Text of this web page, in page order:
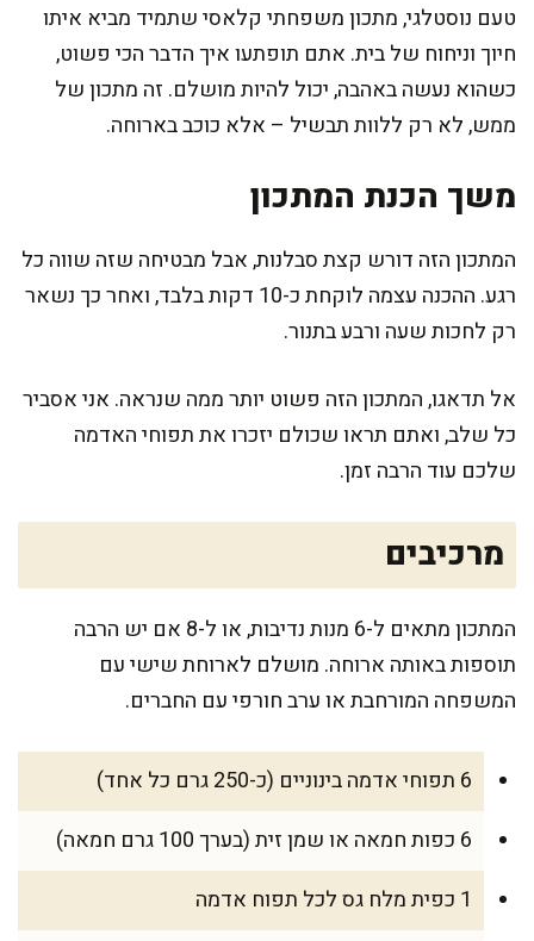
טעם נוסטלגי, מתכון משפחתי קלאסי שתמיד מביא איתו
חיוך וניחוח של בית. אתם תופתעו איך הדבר הכי פשוט,
כשהוא נעשה באהבה, יכול להיות מושלם. זה מתכון של
ממש, לא רק ללוות תבשיל – אלא כוכב בארוחה.
משך הכנת המתכון
המתכון הזה דורש קצת סבלנות, אבל מבטיחה שזה שווה כל
רגע. ההכנה עצמה לוקחת כ-10 דקות בלבד, ואחר כך נשאר
רק לחכות שעה ורבע בתנור.
אל תדאגו, המתכון הזה פשוט יותר ממה שנראה. אני אסביר
כל שלב, ואתם תראו שכולם יזכרו את תפוחי האדמה
שלכם עוד הרבה זמן.
מרכיבים
המתכון מתאים ל-6 מנות נדיבות, או ל-8 אם יש הרבה
תוספות באותה ארוחה. מושלם לארוחת שישי עם
המשפחה המורחבת או ערב חורפי עם החברים.
6 תפוחי אדמה בינוניים (כ-250 גרם כל אחד)
6 כפות חמאה או שמן זית (בערך 100 גרם חמאה)
1 כפית מלח גס לכל תפוח אדמה